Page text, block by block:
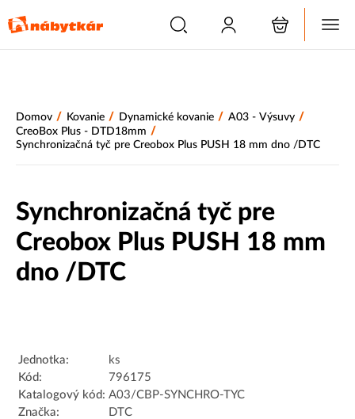
Domov / Kovanie / Dynamické kovanie / A03 - Výsuvy /
CreoBox Plus - DTD18mm /
Synchronizačná tyč pre Creobox Plus PUSH 18 mm dno /DTC
Synchronizačná tyč pre
Creobox Plus PUSH 18 mm
dno /DTC
Jednotka:
ks
Kód:
796175
Katalogový kód: A03/CBP-SYNCHRO-TYC
Značka:
DTC